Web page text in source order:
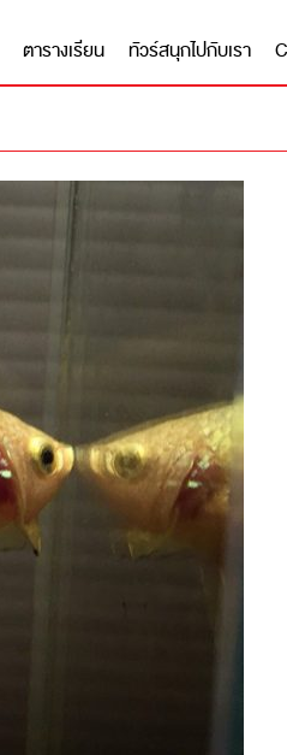
ตารางเรียน ทัวร์สนุกไปกับเรา